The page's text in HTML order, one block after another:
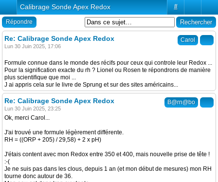
#
Calibrage Sonde Apex Redox
Répondre
Carol
Re: Calibrage Sonde Apex Redox
Lun 30 Juin 2025, 17:06
Formule connue dans le monde des récifs pour ceux qui controle leur Redox ...
Pour la signification exacte du rh ? Lionel ou Rosen te répondrons de manière
plus scientifique que moi ...
J ai appris cela sur le livre de Sprung et sur des sites américains...
B@rn@bo
Re: Calibrage Sonde Apex Redox
Lun 30 Juin 2025, 23:25
Ok, merci Carol...
J'ai trouvé une formule légèrement différente.
RH = ((ORP + 205) / 29,58) + 2 x pH)
J'étais content avec mon Redox entre 350 et 400, mais nouvelle prise de tête !
:-(
Je ne suis pas dans les clous, depuis 1 an (et mon début de mesures) mon RH
tourne donc autour de 36.